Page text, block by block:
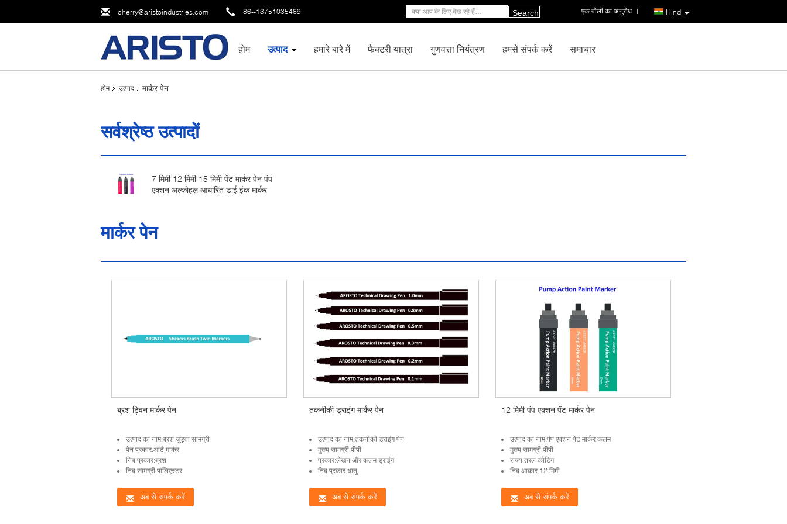
cherry@aristoindustries.com 86--13751035469 Hindi
एक बोली का अनुरोध |
Search
होम उत्पाद हमारे बारे में फैक्टरी यात्रा गुणवत्ता नियंत्रण हमसे संपर्क करें समाचार
होम उत्पाद मार्कर पेन
सर्वश्रेष्ठ उत्पादों
7 मिमी 12 मिमी 15 मिमी पेंट मार्कर पेन पंप
एक्शन अल्कोहल आधारित डाई इंक मार्कर
मार्कर पेन
ब्रश ट्विन मार्कर पेन
उत्पाद का नाम:ब्रश जुड़वां सामग्री
पेन प्रकार:आर्ट मार्कर
निब प्रकार:ब्रश
निब सामग्री:पॉलिएस्टर
अब से संपर्क करें
तकनीकी ड्राइंग मार्कर पेन
उत्पाद का नाम:तकनीकी ड्राइंग पेन
मुख्य सामग्री:पीपी
प्रकार:लेखन और कलम ड्राइंग
निब प्रकार:धातु
अब से संपर्क करें
12 मिमी पंप एक्शन पेंट मार्कर पेन
उत्पाद का नाम:पंप एक्शन पेंट मार्कर कलम
मुख्य सामग्री:पीपी
राज्य:तरल कोटिंग
निब आकार:12 मिमी
अब से संपर्क करें